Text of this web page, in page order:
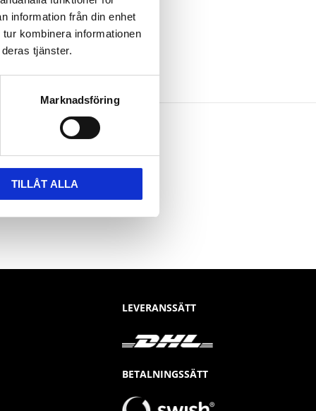
information från din enhet
kombinera informationen
tjänster.
Marknadsföring
TILLÅT ALLA
LEVERANSSÄTT
BETALNINGSSÄTT